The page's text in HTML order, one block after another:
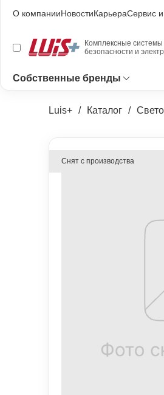
О компанииНовостиКарьераСервис
Комплексные системы
безопасности и
Собственные бренды
Luis+ Каталог
Снят с производства